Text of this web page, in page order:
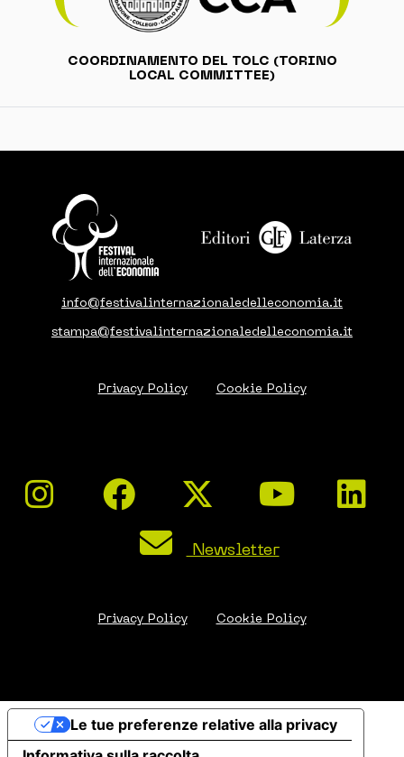
COORDINAMENTO DEL TOLC (TORINO
LOCAL COMMITTEE)
info@festivalinternazionaledelleconomia.it
stampa@festivalinternazionaledelleconomia.it
Privacy Policy Cookie Policy
Newsletter
Privacy Policy Cookie Policy
Le tue preferenze relative alla privacy